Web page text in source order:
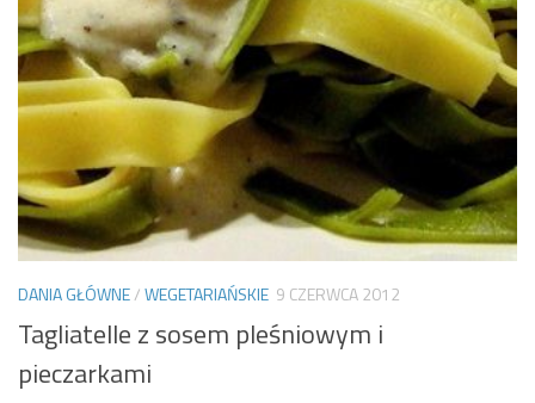
DANIA GŁÓWNE/WEGETARIAŃSKIE 9 CZERWCA 2012
Tagliatelle z sosem pleśniowym i
pieczarkami